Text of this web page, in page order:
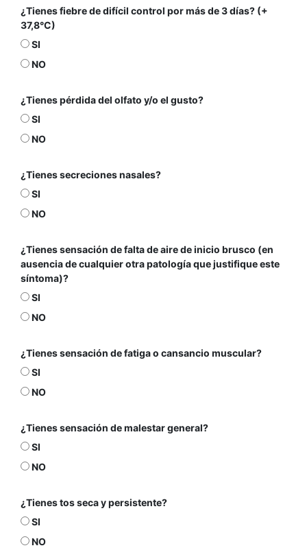
¿Tienes fiebre de difícil control por más de 3 días? (+
37,8°C)
SI
NO
¿Tienes pérdida del olfato y/o el gusto?
SI
NO
¿Tienes secreciones nasales?
SI
NO
¿Tienes sensación de falta de aire de inicio brusco (en
ausencia de cualquier otra patología que justifique este
síntoma)?
SI
NO
¿Tienes sensación de fatiga o cansancio muscular?
SI
NO
¿Tienes sensación de malestar general?
SI
NO
¿Tienes tos seca y persistente?
SI
NO